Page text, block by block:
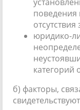
поведения
отсутствия
юридико-
категорий
б) факторы,